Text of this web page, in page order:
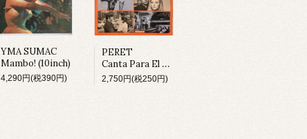
YMA SUMAC
Mambo! (10inch)
4,290円(税390円)
PERET
Canta Para El Cine (LP)
2,750円(税250円)